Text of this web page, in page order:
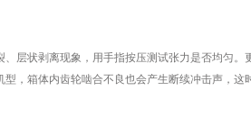
状剥离现象，用手指按压测试张力是否均匀。
，箱体内齿轮啮合不良也会产生断续冲击声，这